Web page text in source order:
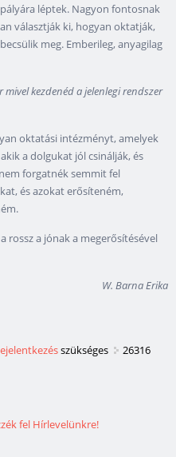
léptek. Nagyon fontosnak
választják ki, hogyan oktatják,
meg. Emberileg, anyagilag
kezdenéd a jelenlegi rendszer
oktatási intézményt, amelyek
a dolgukat jól csinálják, és
forgatnék semmit fel
és azokat erősíteném,
rossz a jónak a megerősítésével
W. Barna Erika
szükséges
26316
fel Hírlevelünkre!